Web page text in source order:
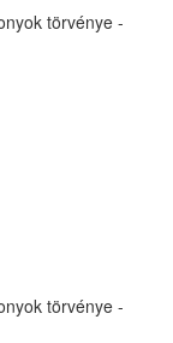
törvénye -
törvénye -